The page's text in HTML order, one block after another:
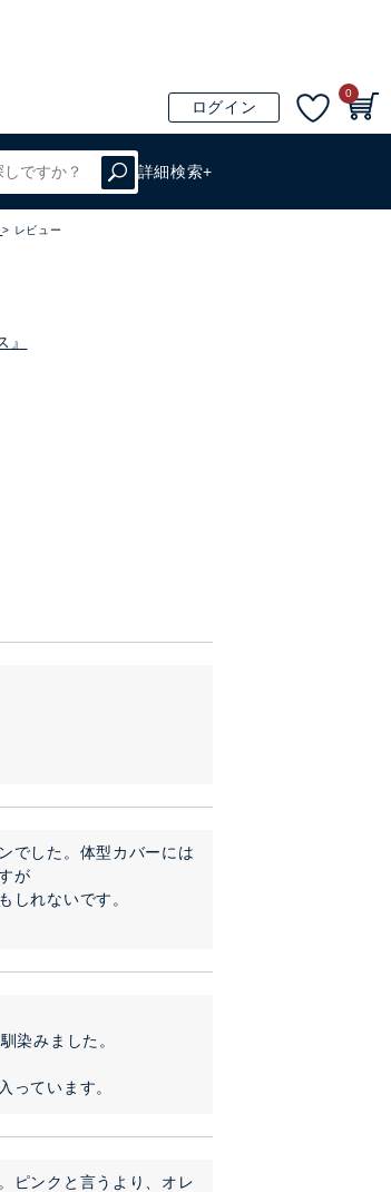
ログイン
0
詳細検索+
レビュー
でした。体型カバーには
が
しれないです。
染みました。
っています。
ピンクと言うより、オレ